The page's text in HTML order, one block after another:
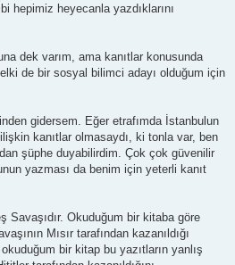
hepimiz heyecanla yazdıklarını
dek varım, ama kanıtlar konusunda
de bir sosyal bilimci adayı olduğum için
gidersem. Eğer etrafımda İstanbulun
kanıtlar olmasaydı, ki tonla var, ben
şüphe duyabilirdim. Çok çok güvenilir
yazması da benim için yeterli kanıt
Savaşıdır. Okuduğum bir kitaba göre
Mısır tarafından kazanıldığı
bir kitap bu yazıtların yanlış